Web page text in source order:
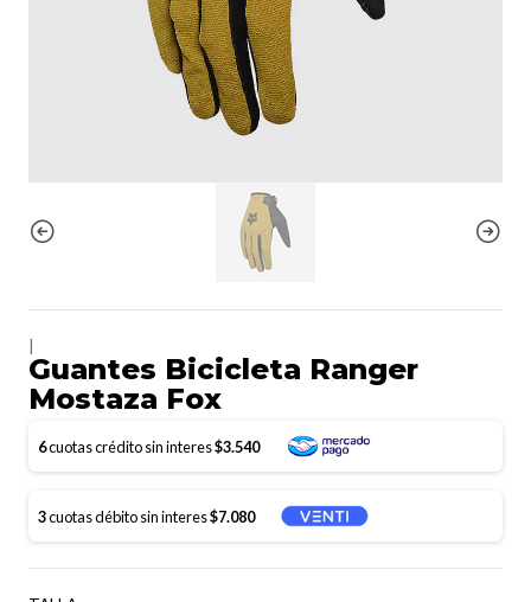
Guantes Bicicleta Ranger
Mostaza Fox
6cuotas crédito sin interes$3.540
3cuotas débito sin interes$7.080